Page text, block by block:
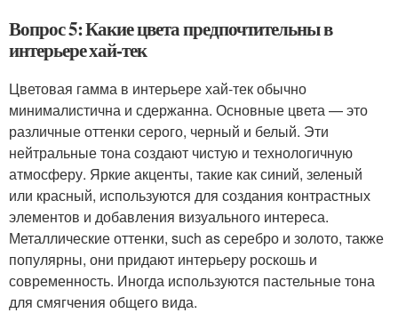
Вопрос 5: Какие цвета предпочтительны в
интерьере хай-тек
Цветовая гамма в интерьере хай-тек обычно
минималистична и сдержанна. Основные цвета — это
различные оттенки серого, черный и белый. Эти
нейтральные тона создают чистую и технологичную
атмосферу. Яркие акценты, такие как синий, зеленый
или красный, используются для создания контрастных
элементов и добавления визуального интереса.
Металлические оттенки, such as серебро и золото, также
популярны, они придают интерьеру роскошь и
современность. Иногда используются пастельные тона
для смягчения общего вида.